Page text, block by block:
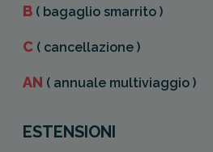
B ( bagaglio smarrito )
C ( cancellazione )
AN ( annuale multiviaggio )
ESTENSIONI